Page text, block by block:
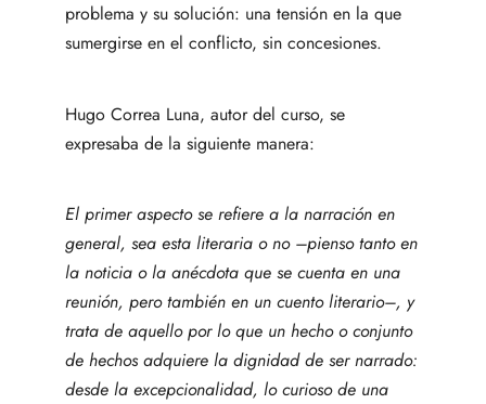
problema y su solución: una tensión en la que
sumergirse en el conflicto, sin concesiones.
Hugo Correa Luna, autor del curso, se
expresaba de la siguiente manera:
El primer aspecto se refiere a la narración en
general, sea esta literaria o no –pienso tanto en
la noticia o la anécdota que se cuenta en una
reunión, pero también en un cuento literario–, y
trata de aquello por lo que un hecho o conjunto
de hechos adquiere la dignidad de ser narrado:
desde la excepcionalidad, lo curioso de una